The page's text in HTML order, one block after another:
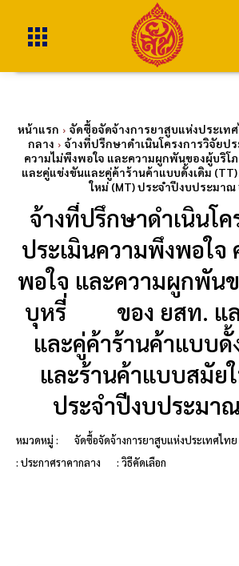
หน้าแรก จัดซื้อจัดจ้างการยาสูบแห่งประเท
กลาง
จ้างที่ปรึกษาดำเนินโครงการวิจัยป
ความไม่พึงพอใจ และความผูกพันของผู้บ
และคู่แข่งขันและคู่ค้าร้านค้าแบบดั้งเดิม
ใหม่ (MT) ประจำปีงบประมา
จ้างที่ปรึกษาดำเนินโค
ประเมินความพึงพอใจ
พอใจ และความผูกพัน
บุหรี่ ของ ยสท. แล
และคู่ค้าร้านค้าแบบดั้
และร้านค้าแบบสมัย
ประจำปีงบประมา
หมวดหมู่ :
จัดซื้อจัดจ้างการยาสูบแห่งประเทศไทย
: ประกาศราคากลาง
: วิธีคัดเลือก